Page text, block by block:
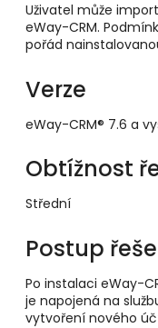
Uživatel může
eWay-CRM.
pořád
Verze
eWay-CRM® 7.6 a
Obtížnost
Střední
Postup
Po instalaci eWay-
je napojená na
vytvoření nového